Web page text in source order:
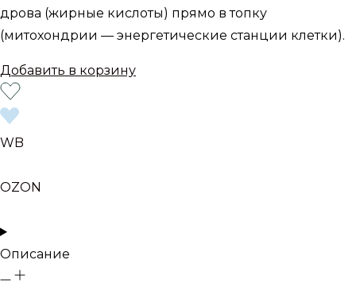
дрова (жирные кислоты) прямо в топку
(митохондрии — энергетические станции клетки).
Добавить в корзину
WB
OZON
Описание